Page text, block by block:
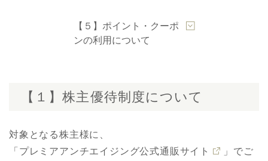
【５】ポイント・クーポ
ンの利用について
【１】株主優待制度について
対象となる株主様に、
「プレミアアンチエイジング公式通販サイト
」でご